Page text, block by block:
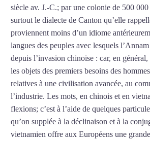
siècle av. J.-C.; par une colonie de 500 000
surtout le dialecte de Canton qu’elle
proviennent moins d’un idiome
langues des peuples avec lesquels
depuis l’invasion chinoise : car, en
les objets des premiers besoins des
relatives à une civilisation avancée, au
l’industrie. Les mots, en chinois et en
flexions; c’est à l’aide de quelques
qu’on supplée à la déclinaison et à la
vietnamien offre aux Européens une